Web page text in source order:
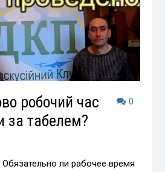
0
робочий час
за табелем?
ли рабочее время